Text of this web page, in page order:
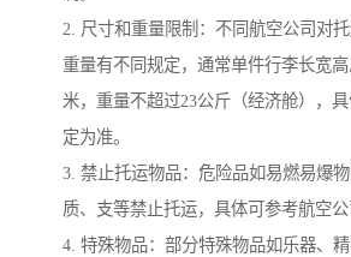
2. 尺寸和重量限制：不同航空公司对
重量有不同规定，通常单件行李长宽
米，重量不超过23公斤（经济舱），
定为准。
3. 禁止托运物品：危险品如易燃易爆
质、支等禁止托运，具体可参考航空公
4. 特殊物品：部分特殊物品如乐器、